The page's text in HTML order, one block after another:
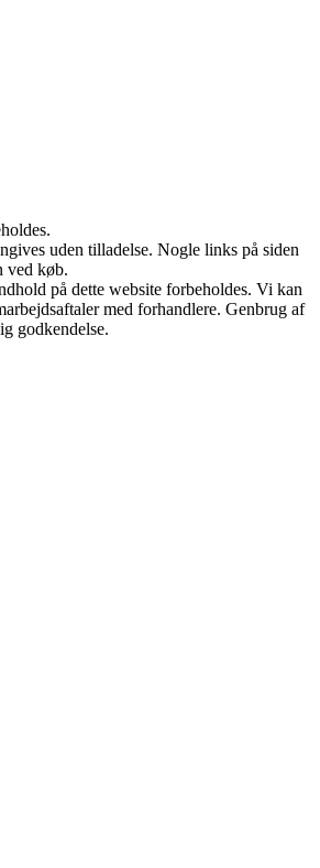
uden tilladelse. Nogle links på siden
ved køb.
på dette website forbeholdes. Vi kan
med forhandlere. Genbrug af
godkendelse.